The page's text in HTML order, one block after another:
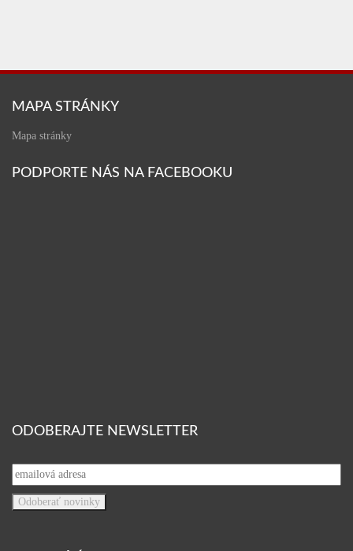
MAPA STRÁNKY
Mapa stránky
PODPORTE NÁS NA FACEBOOKU
ODOBERAJTE NEWSLETTER